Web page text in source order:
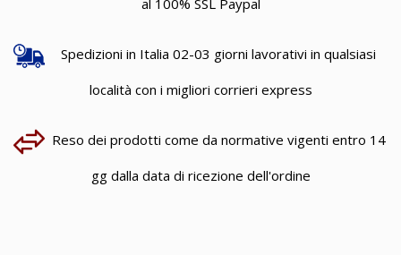
Spedizioni in Italia 02-03 giorni lavorativi in qualsiasi
località con i migliori corrieri express
Reso dei prodotti come da normative vigenti entro 14
gg dalla data di ricezione dell'ordine